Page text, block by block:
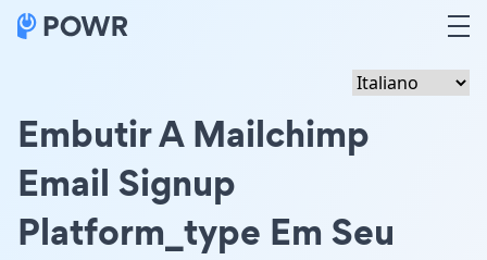
Embutir A Mailchimp
Email Signup
Platform_type Em Seu